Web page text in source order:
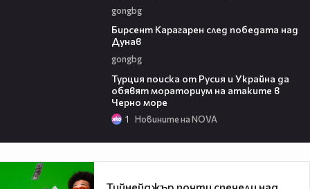
gongbg
Бирсент Карагарен след победата над
Дунав
gongbg
Турция поиска от Русия и Украйна да
обявят мораториум на атаките в
Черно море
1 Новините на NOVA
Тийнейджър почти спечели над